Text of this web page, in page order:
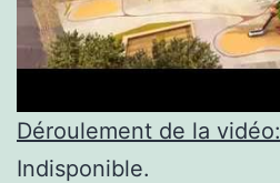
Déroulement de la vidéo:
Indisponible.